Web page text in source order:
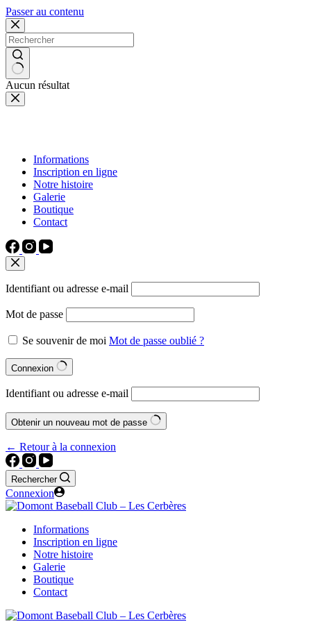
Passer au contenu
Aucun résultat
Informations
Inscription en ligne
Notre histoire
Galerie
Boutique
Contact
Identifiant ou adresse e-mail
Mot de passe
Se souvenir de moi Mot de passe oublié ?
Connexion
Identifiant ou adresse e-mail
Obtenir un nouveau mot de passe
← Retour à la connexion
Rechercher
Connexion
Informations
Inscription en ligne
Notre histoire
Galerie
Boutique
Contact